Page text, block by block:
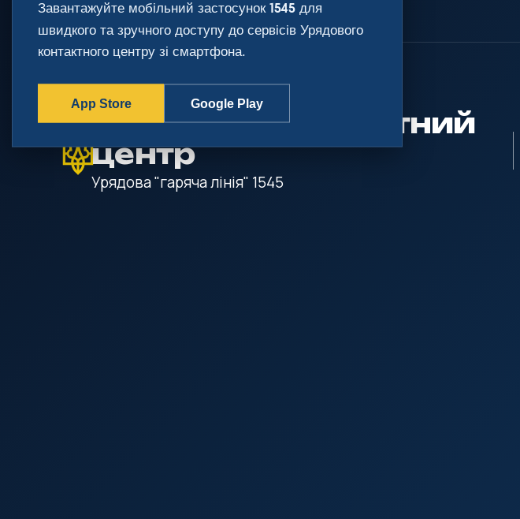
gov.ua
Державні сайти України
Урядовий контактний
центр
Урядова "гаряча лінія" 1545
Завантажуйте мобільний застосунок 1545 для
швидкого та зручного доступу до сервісів Урядового
контактного центру зі смартфона.
App Store Google Play